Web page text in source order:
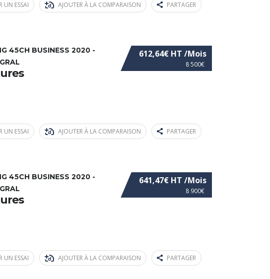
UN ESSAI AJOUTER À LA COMPARAISON PARTAGER
8 500€
612,64€ HT /Mois
45CH BUSINESS 2020 -
UN ESSAI AJOUTER À LA COMPARAISON PARTAGER
8 900€
641,47€ HT /Mois
45CH BUSINESS 2020 -
UN ESSAI AJOUTER À LA COMPARAISON PARTAGER